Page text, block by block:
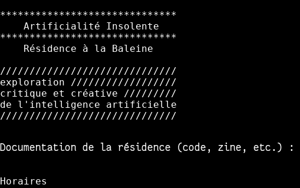
******************************
    Artificialité Insolente
******************************
    Résidence à la Baleine
//////////////////////////////
exploration //////////////////
critique et créative /////////
de l'intelligence artificielle
//////////////////////////////
Documentation de la résidence (code, zine, etc.) :
Horaires